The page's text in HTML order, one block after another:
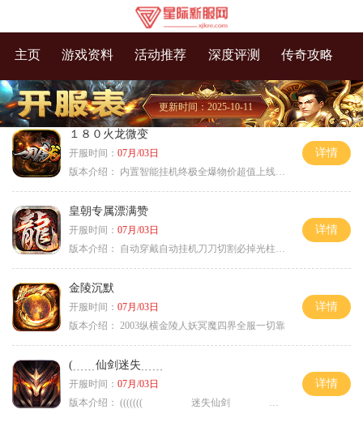
主页 游戏资料 活动推荐 深度评测 传奇攻略
更新时间：2025-10-11
１８０火龙微变
开服时间： 07月/03日
版本介绍：
内置智能挂机终极全爆物价超值上线送神器
详情
皇朝专属漂满赞
开服时间： 07月/03日
版本介绍：
自动穿戴自动挂机刀刀切割必掉光柱自动
详情
金陵沉默
开服时间： 07月/03日
版本介绍： 2003纵横金陵人妖冥魔四界全服一切靠
详情
(﹍﹍仙剑迷失﹍﹍
开服时间： 07月/03日
版本介绍： ((((((( 迷失仙剑 )))))
详情